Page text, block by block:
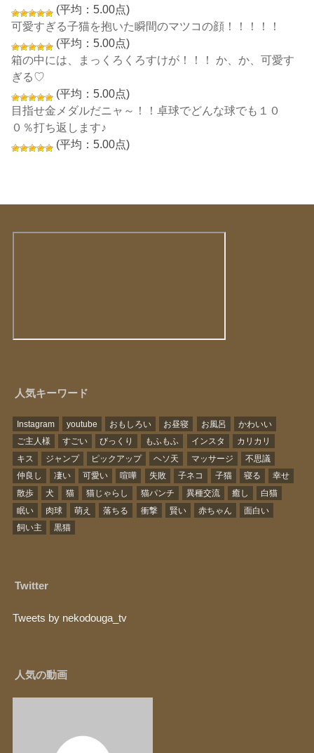
(平均：5.00点)
可愛すぎる子猫を抱いた瞬間のマツコの顔！！！！！
(平均：5.00点)
箱の中には、まっくろくろすけが！！！ か、か、可愛す
ぎる♡
(平均：5.00点)
目指せ金メダルだニャ～！！卓球でどんな球でも１０
０％打ち返します♪
(平均：5.00点)
人気キーワード
Instagram youtube おもしろい お昼寝 お風呂
かわいい
ご主人様
すごい びっくり もふもふ インスタ
カリカリ
キス
ジャンプ ピックアップ ヘソ天 マッサージ
不思議
仲良し
凄い 可愛い 喧嘩 失敗 子ネコ 子猫 寝る
幸せ
散歩
犬 猫 猫じゃらし 猫パンチ 異種交流 癒し
白猫
眠い
肉球 萌え 落ちる 衝撃 賢い 赤ちゃん
面白い
飼い主
黒猫
Twitter
Tweets by nekodouga_tv
人気の動画